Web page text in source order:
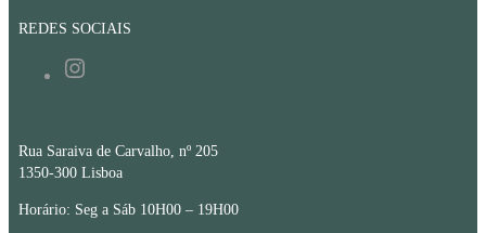
REDES SOCIAIS
Rua Saraiva de Carvalho, nº 205
1350-300 Lisboa
Horário: Seg a Sáb 10H00 – 19H00